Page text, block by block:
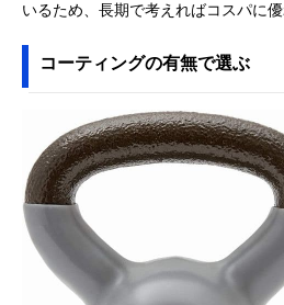
いるため、長期で考えればコスパに優
コーティングの有無で選ぶ